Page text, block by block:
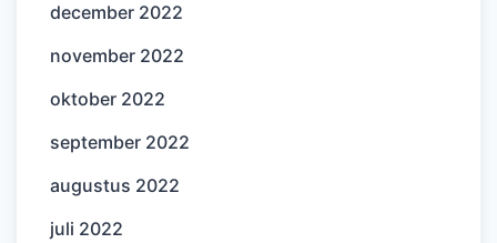
december 2022
november 2022
oktober 2022
september 2022
augustus 2022
juli 2022